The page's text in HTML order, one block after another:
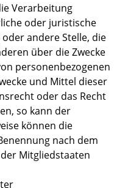
Verarbeitung
oder juristische
andere Stelle, die
über die Zwecke
personenbezogenen
und Mittel dieser
oder das Recht
so kann der
können die
nach dem
Mitgliedstaaten